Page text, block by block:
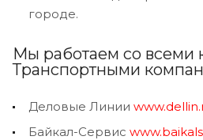
городе.
Мы работаем со всеми
Транспортными
Деловые Линии
Байкал-Сервис